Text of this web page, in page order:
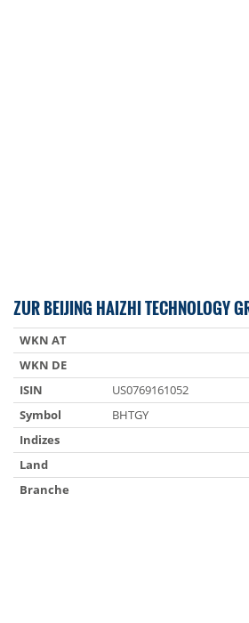
ZUR BEIJING HAIZHI TECHNOLOGY
WKN AT
WKN DE
ISIN
US0769161052
Symbol
BHTGY
Indizes
Land
Branche